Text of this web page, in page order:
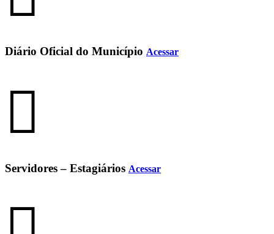
Diário Oficial do Município Acessar
Servidores – Estagiários Acessar